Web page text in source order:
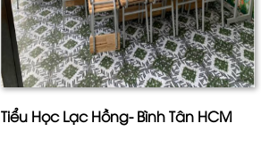
Tiểu Học Lạc Hồng- Bình Tân HCM